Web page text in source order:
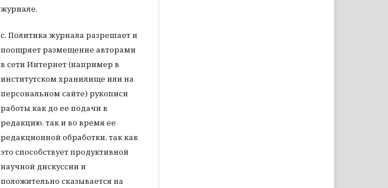
журнале.
с. Политика журнала разрешает и
поощряет размещение авторами
в сети Интернет (например в
институтском хранилище или на
персональном сайте) рукописи
работы как до ее подачи в
редакцию, так и во время ее
редакционной обработки, так как
это способствует продуктивной
научной дискуссии и
положительно сказывается на